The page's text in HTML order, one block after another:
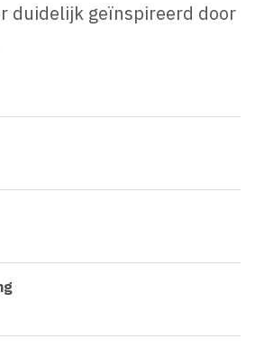
duidelijk geïnspireerd door